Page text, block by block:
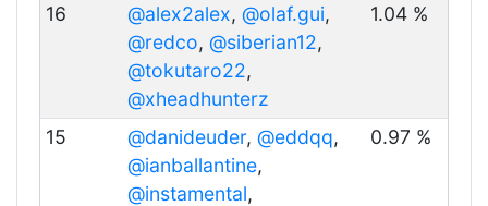
16 @alex2alex, @olaf.gui,
@redco, @siberian12,
@tokutaro22,
@xheadhunterz
1.04 %
15 @danideuder, @eddqq,
@ianballantine,
@instamental,
0.97 %